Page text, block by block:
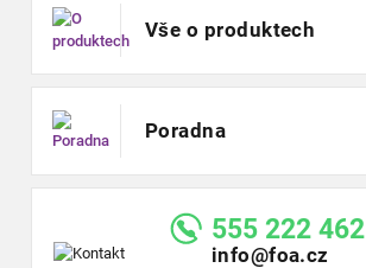
Vše o produktech
Poradna
555 222 462
info@foa.cz